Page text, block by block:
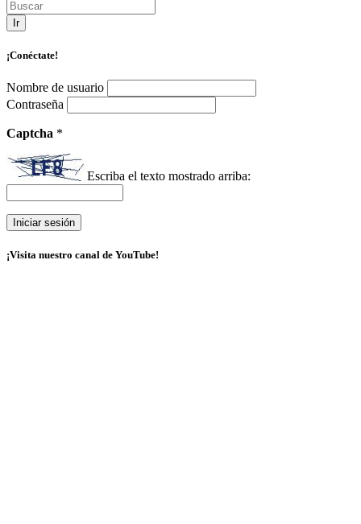
Ir
¡Conéctate!
Nombre de usuario
Contraseña
Captcha *
Escriba el texto mostrado arriba:
¡Visita nuestro canal de YouTube!